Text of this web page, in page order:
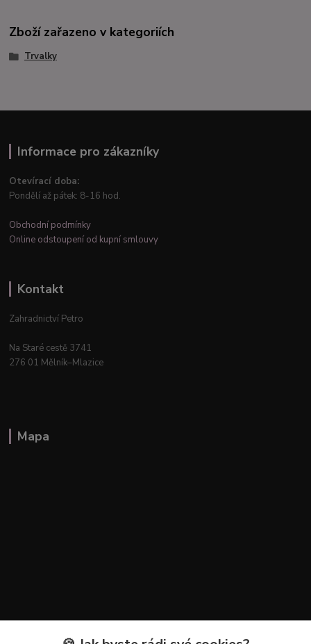
Zboží zařazeno v kategoriích
Trvalky
Informace pro zákazníky
Otevírací doba:
Pondělí až pátek: 8-16 hod.
Obchodní podmínky
Online odstoupení od kupní smlouvy
Kontakt
Zahradnictví Petro
Na Staré cestě 3741
276 01 Mělník–Mlazice
Mapa